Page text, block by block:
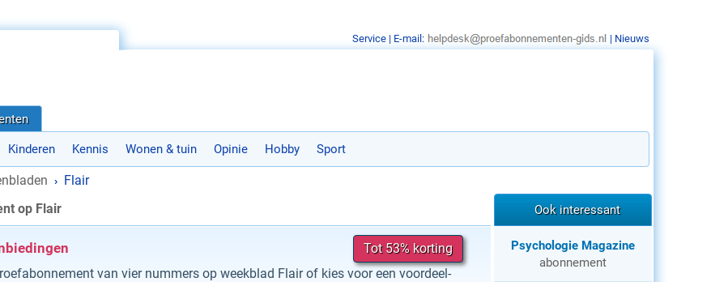
Kinderen Kennis Wonen & tuin Opinie Hobby Sport
› Flair
op Flair
Tot 53% korting
van vier nummers op weekblad Flair of kies voor een voordeel-
Ook interessant
Psychologie Magazine
abonnement
Service | E-mail: | Nieuws